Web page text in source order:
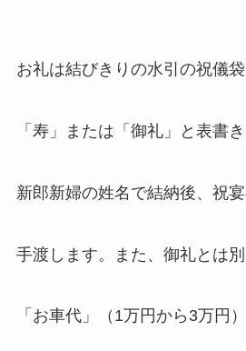
お礼は結びきりの水引の祝儀
「寿」または「御礼」と表書
新郎新婦の姓名で結納後、祝
手渡します。また、御礼とは
「お車代」（1万円から3万円